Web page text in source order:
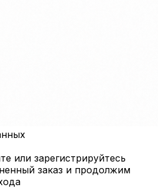
или зарегистрируйтесь
заказ и продолжим